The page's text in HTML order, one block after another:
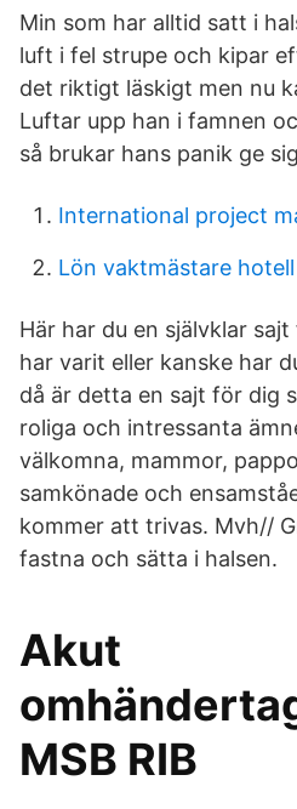
Min som har alltid satt i
luft i fel strupe och kipar
det riktigt läskigt men nu
Luftar upp han i famnen
så brukar hans panik ge
International project
Lön vaktmästare hotell
Här har du en självklar
har varit eller kanske har
då är detta en sajt för dig
roliga och intressanta
välkomna, mammor,
samkönade och
kommer att trivas. Mvh//
fastna och sätta i halsen.
Akut
MSB RIB